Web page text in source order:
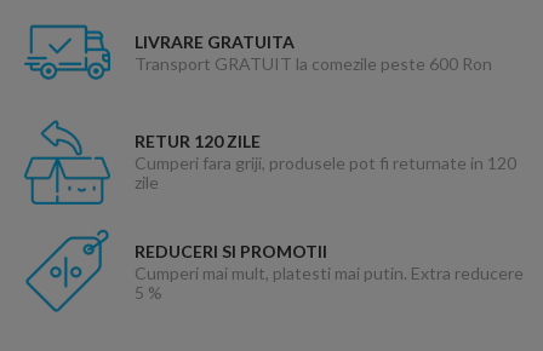
LIVRARE GRATUITA
Transport GRATUIT la comezile peste 600 Ron
RETUR 120 ZILE
Cumperi fara griji, produsele pot fi returnate in 120
zile
REDUCERI SI PROMOTII
Cumperi mai mult, platesti mai putin. Extra reducere
5 %